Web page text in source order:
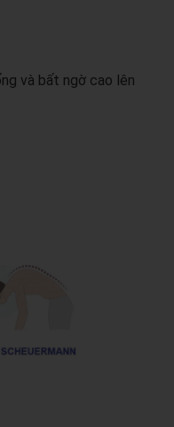
và bất ngờ cao lên